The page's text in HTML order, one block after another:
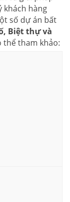
khách hàng
số dự án bất
Biệt thự và
tham khảo: